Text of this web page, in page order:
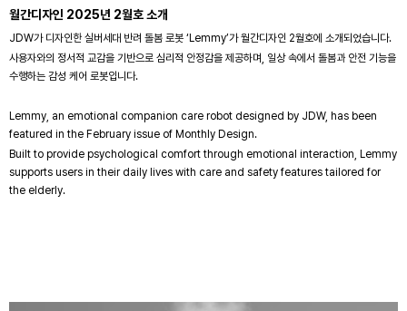
월간디자인 2025년 2월호 소개
JDW가 디자인한 실버세대 반려 돌봄 로봇 ‘Lemmy’가 월간디자인 2월호에 소개되었습니다.
사용자와의 정서적 교감을 기반으로 심리적 안정감을 제공하며, 일상 속에서 돌봄과 안전 기능을
수행하는 감성 케어 로봇입니다.
Lemmy, an emotional companion care robot designed by JDW, has been
featured in the February issue of Monthly Design.
Built to provide psychological comfort through emotional interaction, Lemmy
supports users in their daily lives with care and safety features tailored for
the elderly.